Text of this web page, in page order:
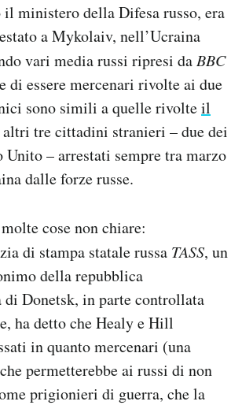
aiuto?
il ministero della Difesa russo, era
a Mykolaiv, nell’Ucraina
vari media russi ripresi da BBC
di essere mercenari rivolte ai due
sono simili a quelle rivolteil
altri tre cittadini stranieri – due dei
Unito – arrestati sempre tra marzo
dalle forze russe.
cose non chiare:
di stampa statale russa TASS, un
della repubblica
di Donetsk, in parte controllata
ha detto che Healy e Hill
in quanto mercenari (una
permetterebbe ai russi di non
prigionieri di guerra, che la